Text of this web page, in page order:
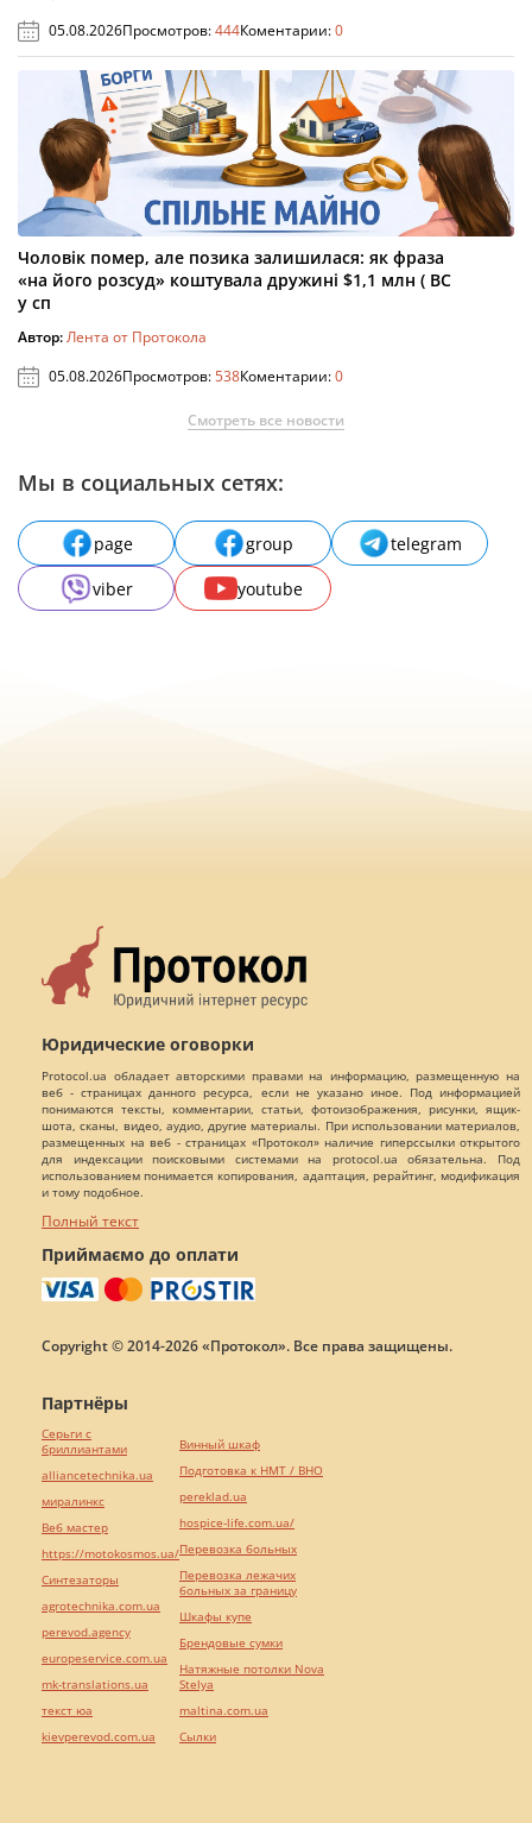
05.08.2026Просмотров:444Коментарии:0
Чоловік помер, але позика залишилася: як фраза
«на його розсуд» коштувала дружині $1,1 млн ( ВС
у сп
Автор:Лента от Протокола
05.08.2026Просмотров:538Коментарии:0
Смотреть все новости
Мы в социальных сетях:
page group
telegram
viber
youtube
Юридические оговорки
Protocol.ua обладает авторскими правами на информацию, размещенную на
веб - страницах данного ресурса, если не указано иное. Под информацией
понимаются тексты, комментарии, статьи, фотоизображения, рисунки, ящик-
шота, сканы, видео, аудио, другие материалы. При использовании материалов,
размещенных на веб - страницах «Протокол» наличие гиперссылки открытого
для индексации поисковыми системами на protocol.ua обязательна. Под
использованием понимается копирования, адаптация, рерайтинг, модификация
и тому подобное.
Полный текст
Приймаємо до оплати
Copyright © 2014-2026 «Протокол». Все права защищены.
Партнёры
Серьги с
бриллиантами
alliancetechnika.ua
миралинкс
Веб мастер
https://motokosmos.ua/
Синтезаторы
agrotechnika.com.ua
perevod.agency
europeservice.com.ua
mk-translations.ua
текст юа
kievperevod.com.ua
Винный шкаф
Подготовка к НМТ / ВНО
pereklad.ua
hospice-life.com.ua/
Перевозка больных
Перевозка лежачих
больных за границу
Шкафы купе
Брендовые сумки
Натяжные потолки Nova
Stelya
maltina.com.ua
Cылки